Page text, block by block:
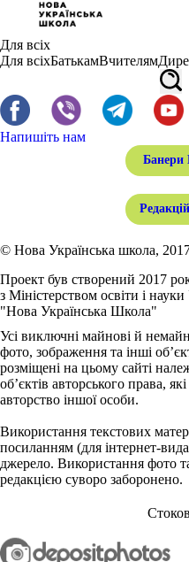
Для всіх
Для всіхБатькамВчителям
Напишіть нам
© Нова Українська школа,
Проект був створений 2017
з Міністерством освіти і
"Нова Українська Школа"
Усі виключні майнові й
фото, зображення та інші
розміщені на цьому сайті
об’єктів авторського права,
авторство іншої особи.
Використання текстових
посиланням (для інтернет-
джерело. Використання фото
редакцією суворо заборонено.